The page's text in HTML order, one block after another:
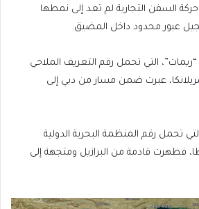
السفن التجارية لم تعد إلى نمطها
عبور محدود داخل المضيق.
التي تحمل رقم التعريف الملاحي
علم سريلانكا، عبرت ضمن مسار من دبي إلى
تحمل رقم المنظمة البحرية الدولية
مالطا، فظهرت قادمة من البرازيل ومتجهة إلى